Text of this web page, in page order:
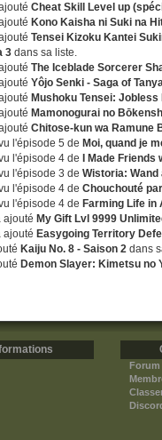
Cheat Skill Level up
Kono Kaisha ni Suki na
Tensei Kizoku Kantei
3 dans sa liste.
The Iceblade Sorcerer
Yôjo Senki - Saga of
Mushoku Tensei:
Mamonogurai no
Chitose-kun wa Ramune
l'épisode 5 de Moi, quand je
l'épisode 4 de I Made
l'épisode 3 deWistoria: Wand
l'épisode 4 deChouchouté
l'épisode 4 de Farming Life in
ajouté My Gift Lvl 9999
ajouté Easygoing Territory
Kaiju No. 8 - Saison 2 dans
Demon Slayer: Kimetsu no
Forum